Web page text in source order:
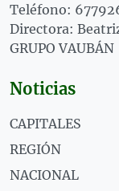
Teléfono:
Directora:
GRUPO VAUBÁN
Noticias
CAPITALES
REGIÓN
NACIONAL